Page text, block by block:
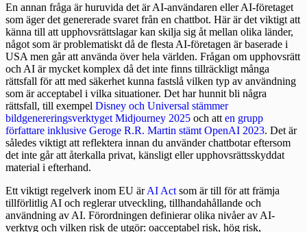
En annan fråga är huruvida det är AI-användaren eller AI-företaget
som äger det genererade svaret från en chattbot. Här är det viktigt att
känna till att upphovsrättslagar kan skilja sig åt mellan olika länder,
något som är problematiskt då de flesta AI-företagen är baserade i
USA men går att använda över hela världen. Frågan om upphovsrätt
och AI är mycket komplex då det inte finns tillräckligt många
rättsfall för att med säkerhet kunna fastslå vilken typ av användning
som är acceptabel i vilka situationer. Det har hunnit bli några
rättsfall, till exempel Disney och Universal stämmer
bildgenereringsverktyget Midjourney 2025 och att en grupp
författare inklusive Geroge R.R. Martin stämt OpenAI 2023. Det är
således viktigt att reflektera innan du använder chattbotar eftersom
det inte går att återkalla privat, känsligt eller upphovsrättsskyddat
material i efterhand.
Ett viktigt regelverk inom EU ärAI Act som är till för att främja
tillförlitlig AI och reglerar utveckling, tillhandahållande och
användning av AI. Förordningen definierar olika nivåer av AI-
verktyg och vilken risk de utgör: oacceptabel risk, hög risk,